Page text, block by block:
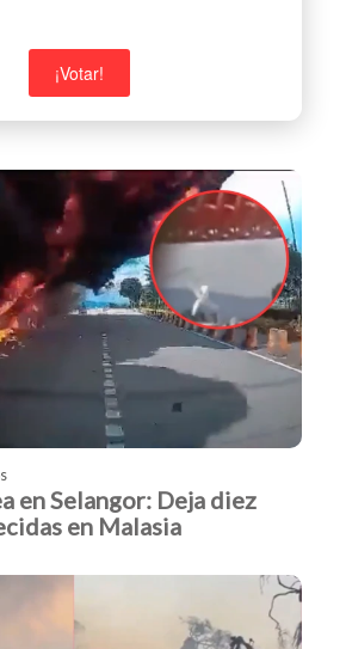
en Selangor: Deja diez
en Malasia